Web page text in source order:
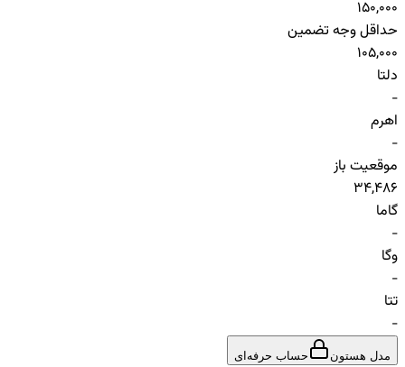
150,000
حداقل وجه تضمین
105,000
دلتا
-
اهرم
-
موقعیت باز
34,486
گاما
-
وگا
-
تتا
-
مدل هستون حساب حرفه‌ای